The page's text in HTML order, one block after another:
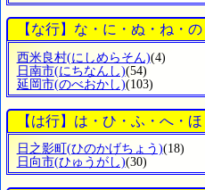
【な行】な・に・ぬ・ね・の
西米良村(にしめらそん)(4)
日南市(にちなんし)(54)
延岡市(のべおかし)(103)
【は行】は・ひ・ふ・へ・ほ
日之影町 (ひのかげちょう)(18)
日向市(ひゅうがし)(30)